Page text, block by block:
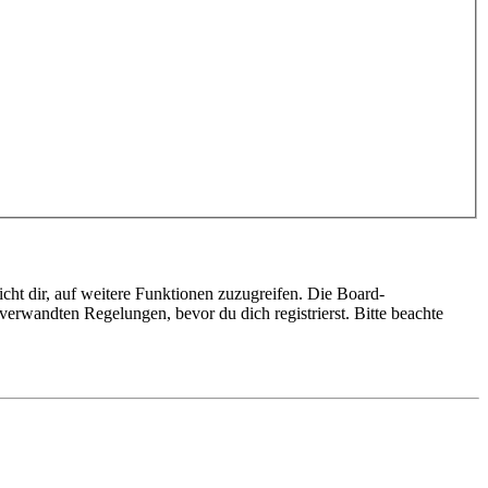
dir, auf weitere Funktionen zuzugreifen. Die Board-
Regelungen, bevor du dich registrierst. Bitte beachte